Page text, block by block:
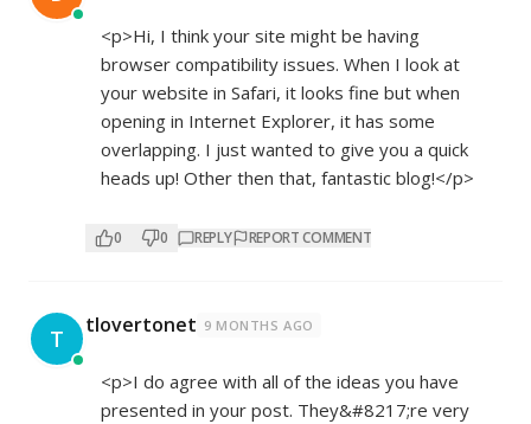
<p>Hi, I think your site might be having
browser compatibility issues. When I look at
your website in Safari, it looks fine but when
opening in Internet Explorer, it has some
overlapping. I just wanted to give you a quick
heads up! Other then that, fantastic blog!</p>
0 0 REPLY REPORT COMMENT
T tlovertonet 9 MONTHS AGO
<p>I do agree with all of the ideas you have
presented in your post. They&#8217;re very